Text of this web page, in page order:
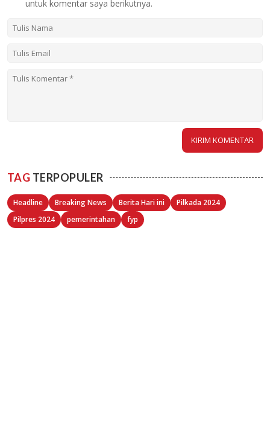
untuk komentar saya berikutnya.
TAG TERPOPULER
Headline Breaking News Berita Hari ini
Pilkada 2024
Pilpres 2024
pemerintahan fyp